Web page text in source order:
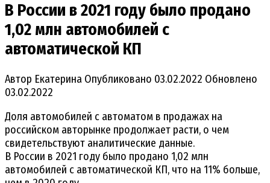
В России в 2021 году было продано
1,02 млн автомобилей с
автоматической КП
Автор Екатерина Опубликовано 03.02.2022 Обновлено
03.02.2022
Доля автомобилей с автоматом в продажах на
российском авторынке продолжает расти, о чем
свидетельствуют аналитические данные.
В России в 2021 году было продано 1,02 млн
автомобилей с автоматической КП, что на 11% больше,